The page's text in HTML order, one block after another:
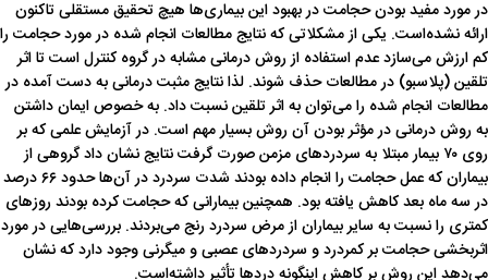
در مورد مفید بودن حجامت در بهبود این بیماری‌ها هیچ تحقیق مستقلی تاکنون
ارائه نشده‌است. یکی از مشکلاتی که نتایج مطالعات انجام شده در مورد حجامت را
کم ارزش می‌سازد عدم استفاده از روش درمانی مشابه در گروه کنترل است تا اثر
تلقین (پلاسبو) در مطالعات حذف شوند. لذا نتایج مثبت درمانی به دست آمده در
مطالعات انجام شده را می‌توان به اثر تلقین نسبت داد. به خصوص ایمان داشتن
به روش درمانی در مؤثر بودن آن روش بسیار مهم است. در آزمایش علمی که بر
روی ۷۰ بیمار مبتلا به سردردهای مزمن صورت گرفت نتایج نشان داد گروهی از
بیماران که عمل حجامت را انجام داده بودند شدت سردرد در آن‌ها حدود ۶۶ درصد
در سه ماه بعد کاهش یافته بود. همچنین بیمارانی که حجامت کرده بودند روزهای
کمتری را نسبت به سایر بیماران از مرض سردرد رنج می‌بردند. بررسی‌هایی در مورد
اثربخشی حجامت بر کمردرد و سردردهای عصبی و میگرنی وجود دارد که نشان
می‌دهد این روش بر کاهش اینگونه دردها تأثیر داشته‌است.